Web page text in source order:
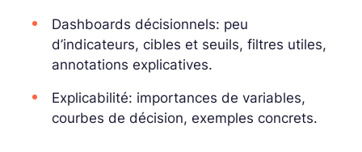
Dashboards décisionnels: peu
d’indicateurs, cibles et seuils, filtres utiles,
annotations explicatives.
Explicabilité: importances de variables,
courbes de décision, exemples concrets.